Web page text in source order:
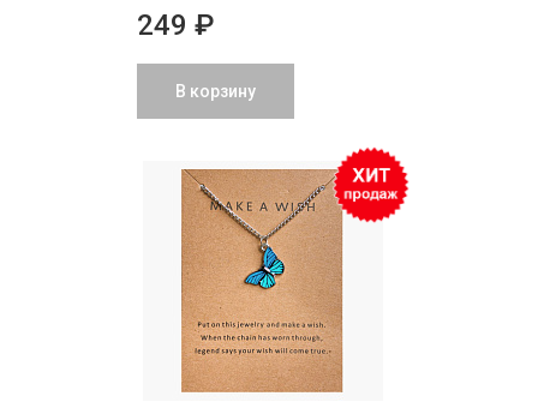
249 ₽
В корзину